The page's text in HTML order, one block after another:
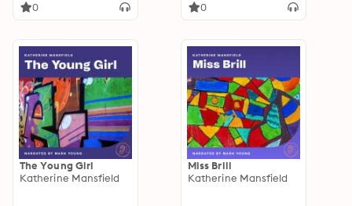
0 0
The Young Girl
Katherine Mansfield
Miss Brill
Katherine Mansfield